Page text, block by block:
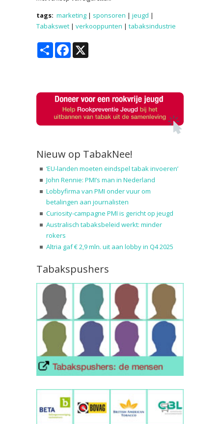
tags: marketing | sponsoren | jeugd |
Tabakswet | verkooppunten | tabaksindustrie
Share Facebook
Nieuw op TabakNee!
‘EU-landen moeten eindspel tabak invoeren’
John Rennie: PMI’s man in Nederland
Lobbyfirma van PMI onder vuur om
betalingen aan journalisten
Curiosity-campagne PMI is gericht op jeugd
Australisch tabaksbeleid werkt: minder
rokers
Altria gaf € 2,9 mln. uit aan lobby in Q4 2025
Tabakspushers